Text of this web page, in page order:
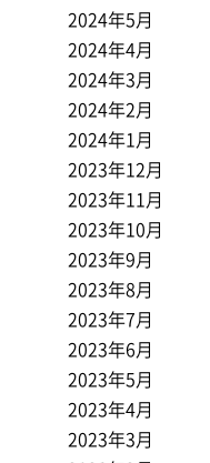
2024年5月
2024年4月
2024年3月
2024年2月
2024年1月
2023年12月
2023年11月
2023年10月
2023年9月
2023年8月
2023年7月
2023年6月
2023年5月
2023年4月
2023年3月